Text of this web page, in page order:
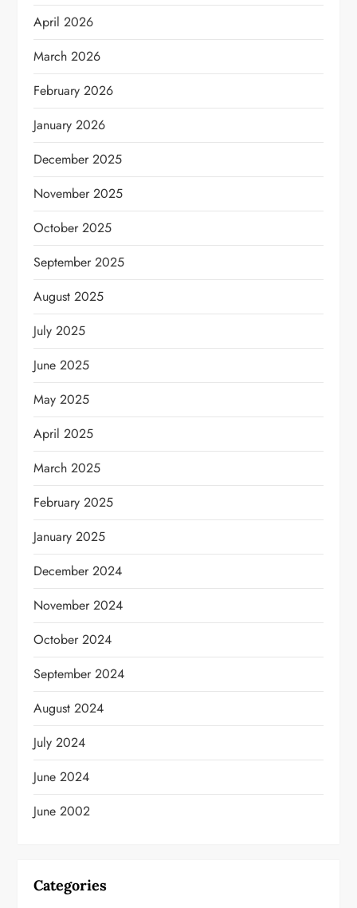
April 2026
March 2026
February 2026
January 2026
December 2025
November 2025
October 2025
September 2025
August 2025
July 2025
June 2025
May 2025
April 2025
March 2025
February 2025
January 2025
December 2024
November 2024
October 2024
September 2024
August 2024
July 2024
June 2024
June 2002
Categories